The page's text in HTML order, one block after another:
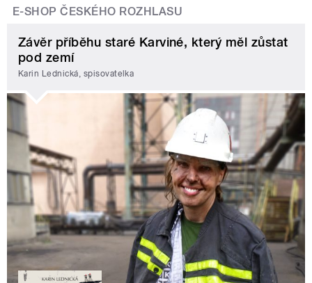
E-SHOP ČESKÉHO ROZHLASU
Závěr příběhu staré Karviné, který měl zůstat
pod zemí
Karin Lednická, spisovatelka